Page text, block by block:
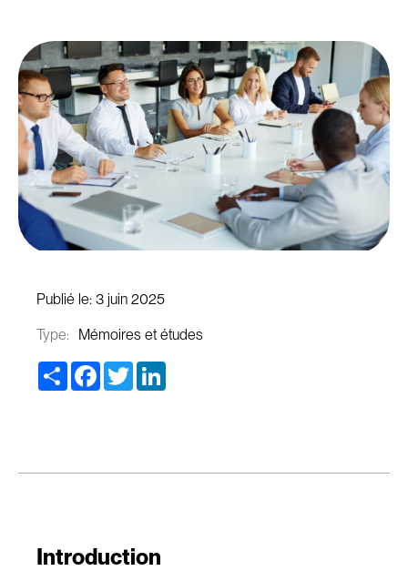
Publié le: 3 juin 2025
Type: Mémoires et études
Share Facebook
Twitter
Introduction